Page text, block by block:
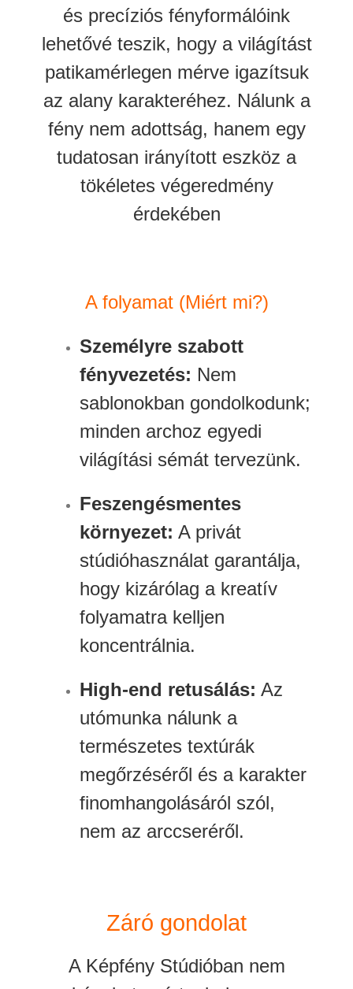
és precíziós fényformálóink
lehetővé teszik, hogy a világítást
patikamérlegen mérve igazítsuk
az alany karakteréhez. Nálunk a
fény nem adottság, hanem egy
tudatosan irányított eszköz a
tökéletes végeredmény
érdekében
A folyamat (Miért mi?)
Személyre szabott
fényvezetés: Nem
sablonokban gondolkodunk;
minden archoz egyedi
világítási sémát tervezünk.
Feszengésmentes
környezet: A privát
stúdióhasználat garantálja,
hogy kizárólag a kreatív
folyamatra kelljen
koncentrálnia.
High-end retusálás: Az
utómunka nálunk a
természetes textúrák
megőrzéséről és a karakter
finomhangolásáról szól,
nem az arccseréről.
Záró gondolat
A Képfény Stúdióban nem